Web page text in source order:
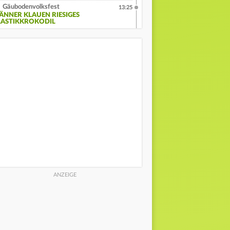
Gäubodenvolksfest
KLAUEN RIESIGES
13:25